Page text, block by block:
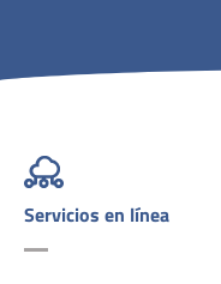
Servicios en línea